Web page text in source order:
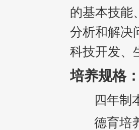
的基本技能
分析和解决
科技开发、
培养规格
四年制本
德育培养